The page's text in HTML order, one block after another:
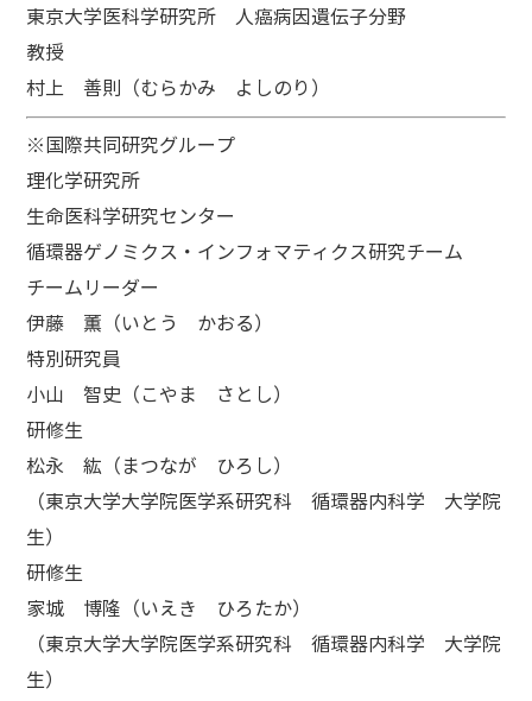
東京大学医科学研究所 人癌病因遺伝子分野
教授
村上 善則（むらかみ よしのり）
※国際共同研究グループ
理化学研究所
生命医科学研究センター
循環器ゲノミクス・インフォマティクス研究チーム
チームリーダー
伊藤 薫（いとう かおる）
特別研究員
小山 智史（こやま さとし）
研修生
松永 紘（まつなが ひろし）
（東京大学大学院医学系研究科 循環器内科学 大学院
生）
研修生
家城 博隆（いえき ひろたか）
（東京大学大学院医学系研究科 循環器内科学 大学院
生）